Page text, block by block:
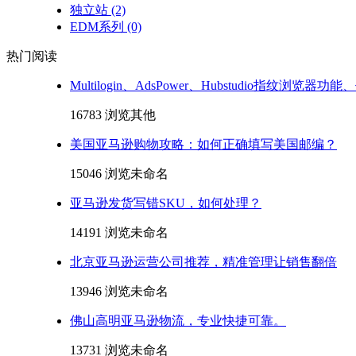
独立站 (2)
EDM系列 (0)
热门阅读
Multilogin、AdsPower、Hubstudio指纹浏览器功能
16783 浏览其他
美国亚马逊购物攻略：如何正确填写美国邮编？
15046 浏览未命名
亚马逊发货写错SKU，如何处理？
14191 浏览未命名
北京亚马逊运营公司推荐，精准管理让销售翻倍
13946 浏览未命名
佛山高明亚马逊物流，专业快捷可靠。
13731 浏览未命名